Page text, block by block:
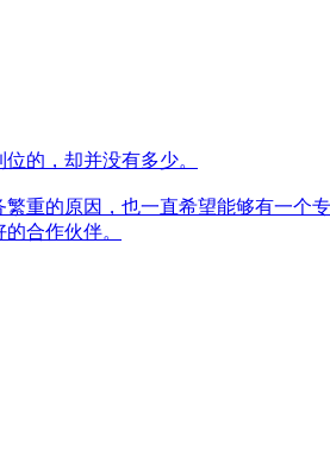
的，却并没有多少。
的原因，也一直希望能够有一个
合作伙伴。